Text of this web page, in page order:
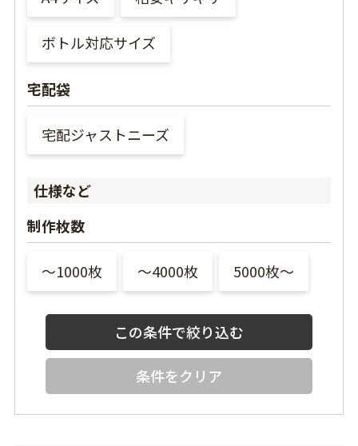
ボトル対応サイズ
宅配袋
宅配ジャストニーズ
仕様など
制作枚数
〜1000枚 〜4000枚 5000枚〜
条件をクリア